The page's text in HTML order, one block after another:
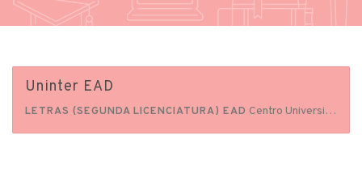
Uninter EAD
LETRAS (SEGUNDA LICENCIATURA) EAD Centro Universitário Internacional Uninter